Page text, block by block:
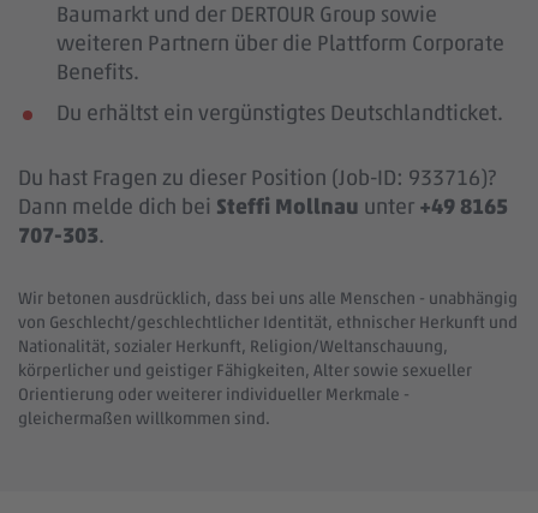
Baumarkt und der DERTOUR Group sowie
weiteren Partnern über die Plattform Corporate
Benefits.
Du erhältst ein vergünstigtes Deutschlandticket.
Du hast Fragen zu dieser Position (Job-ID: 933716)?
Dann melde dich bei Steffi Mollnau unter +49 8165
707-303.
Wir betonen ausdrücklich, dass bei uns alle Menschen - unabhängig
von Geschlecht/geschlechtlicher Identität, ethnischer Herkunft und
Nationalität, sozialer Herkunft, Religion/Weltanschauung,
körperlicher und geistiger Fähigkeiten, Alter sowie sexueller
Orientierung oder weiterer individueller Merkmale -
gleichermaßen willkommen sind.